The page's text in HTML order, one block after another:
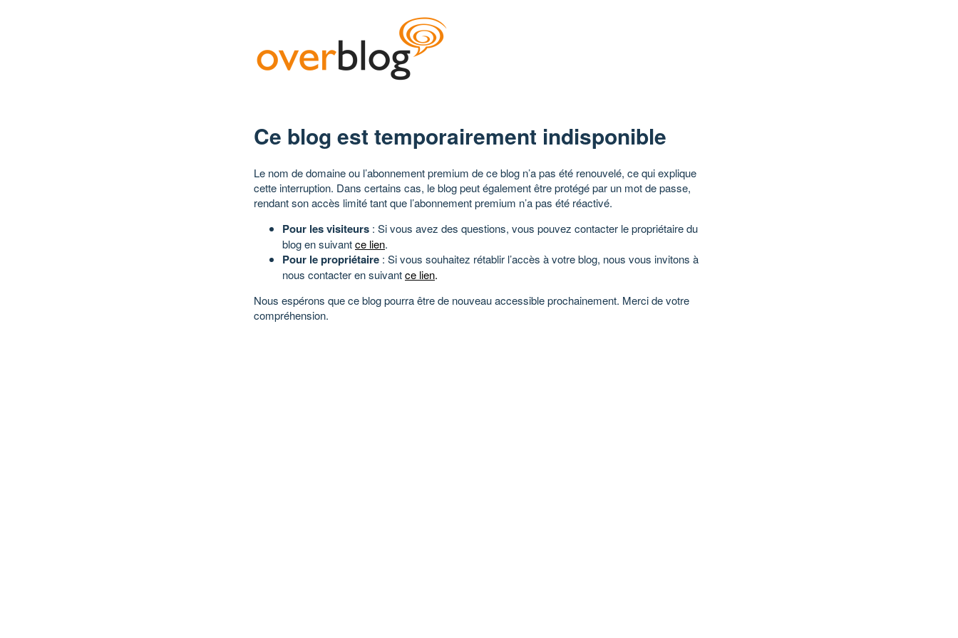
Ce blog est temporairement indisponible
Le nom de domaine ou l’abonnement premium de ce blog n’a pas été renouvelé, ce qui explique
cette interruption. Dans certains cas, le blog peut également être protégé par un mot de passe,
rendant son accès limité tant que l’abonnement premium n’a pas été réactivé.
Pour les visiteurs : Si vous avez des questions, vous pouvez contacter le propriétaire du
blog en suivantce lien.
Pour le propriétaire : Si vous souhaitez rétablir l’accès à votre blog, nous vous invitons à
nous contacter en suivantce lien.
Nous espérons que ce blog pourra être de nouveau accessible prochainement. Merci de votre
compréhension.